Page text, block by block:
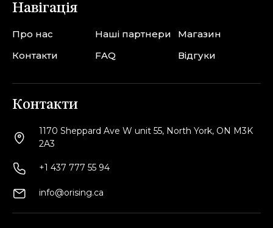
Навігація
Про нас Наші партнери
Магазин
Контакти
FAQ Відгуки
Контакти
1170 Sheppard Ave W unit 55, North York, ON M3K
2A3
+1 437 777 55 94
info@orising.ca